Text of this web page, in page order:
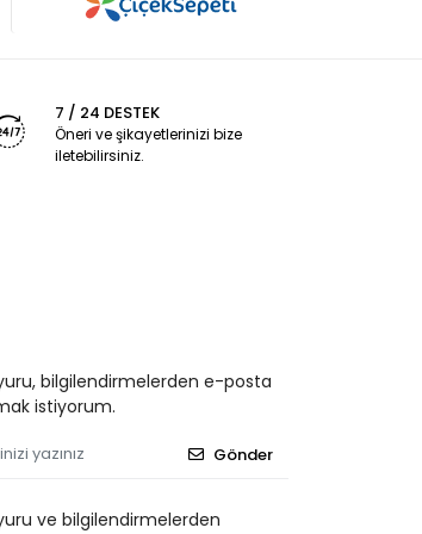
7 / 24 DESTEK
Öneri ve şikayetlerinizi bize
iletebilirsiniz.
bilgilendirmelerden e-posta
istiyorum.
Gönder
ve bilgilendirmelerden